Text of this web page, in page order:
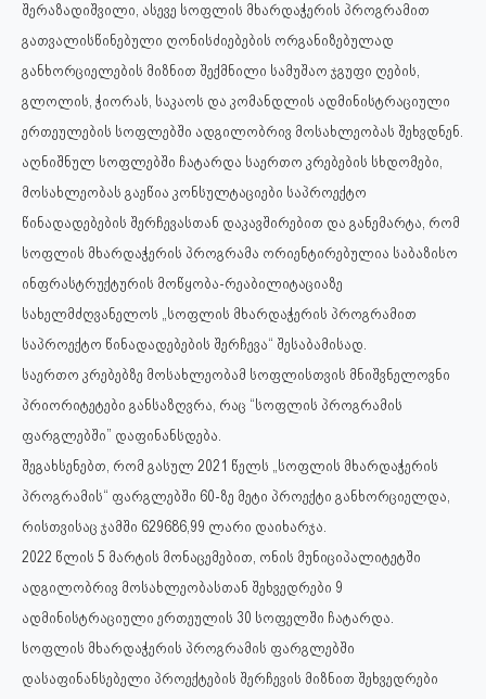
შერაზადიშვილი, ასევე სოფლის მხარდაჭერის პროგრამით
გათვალისწინებული ღონისძიებების ორგანიზებულად
განხორციელების მიზნით შექმნილი სამუშაო ჯგუფი ღების,
გლოლის, ჭიორას, საკაოს და კომანდლის ადმინისტრაციული
ერთეულების სოფლებში ადგილობრივ მოსახლეობას შეხვდნენ.
აღნიშნულ სოფლებში ჩატარდა საერთო კრებების სხდომები,
მოსახლეობას გაეწია კონსულტაციები საპროექტო
წინადადებების შერჩევასთან დაკავშირებით და განემარტა, რომ
სოფლის მხარდაჭერის პროგრამა ორიენტირებულია საბაზისო
ინფრასტრუქტურის მოწყობა-რეაბილიტაციაზე
სახელმძღვანელოს „სოფლის მხარდაჭერის პროგრამით
საპროექტო წინადადებების შერჩევა“ შესაბამისად.
საერთო კრებებზე მოსახლეობამ სოფლისთვის მნიშვნელოვნი
პრიორიტეტები განსაზღვრა, რაც “სოფლის პროგრამის
ფარგლებში” დაფინანსდება.
შეგახსენებთ, რომ გასულ 2021 წელს „სოფლის მხარდაჭერის
პროგრამის“ ფარგლებში 60-ზე მეტი პროექტი განხორციელდა,
რისთვისაც ჯამში 629686,99 ლარი დაიხარჯა.
2022 წლის 5 მარტის მონაცემებით, ონის მუნიციპალიტეტში
ადგილობრივ მოსახლეობასთან შეხვედრები 9
ადმინისტრაციული ერთეულის 30 სოფელში ჩატარდა.
სოფლის მხარდაჭერის პროგრამის ფარგლებში
დასაფინანსებელი პროექტების შერჩევის მიზნით შეხვედრები